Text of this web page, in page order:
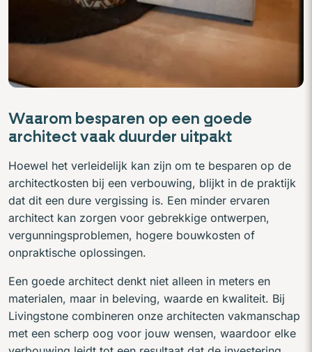
Waarom besparen op een goede
architect vaak duurder uitpakt
Hoewel het verleidelijk kan zijn om te besparen op de
architectkosten bij een verbouwing, blijkt in de praktijk
dat dit een dure vergissing is. Een minder ervaren
architect kan zorgen voor gebrekkige ontwerpen,
vergunningsproblemen, hogere bouwkosten of
onpraktische oplossingen.
Een goede architect denkt niet alleen in meters en
materialen, maar in beleving, waarde en kwaliteit. Bij
Livingstone combineren onze architecten vakmanschap
met een scherp oog voor jouw wensen, waardoor elke